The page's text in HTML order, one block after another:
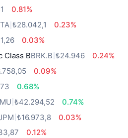
0.81%
₺28.042,1
0.23%
0.03%
Class BBRK.B ₺24.946
0.24%
0.09%
0.68%
MU ₺42.294,52
0.74%
₺16.973,8
0.03%
0.12%